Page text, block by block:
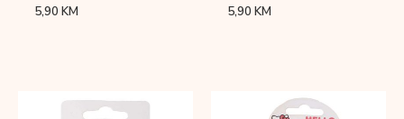
5,90KM 5,90KM